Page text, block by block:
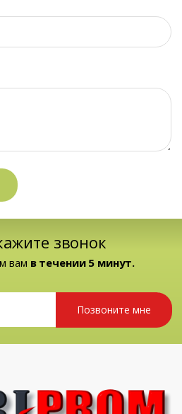
звонок
вам в течении 5 минут.
Позвоните мне